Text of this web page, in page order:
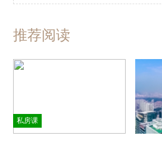
推荐阅读
私房课